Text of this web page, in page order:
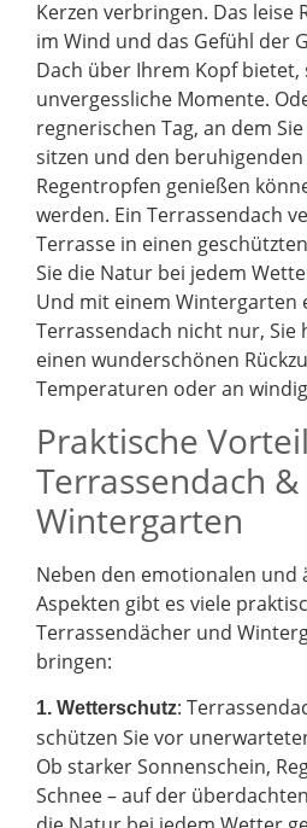
Kerzen verbringen. Das leise
im Wind und das Gefühl der
Dach über Ihrem Kopf bietet,
unvergessliche Momente.
regnerischen Tag, an dem
sitzen und den
Regentropfen genießen
werden. Ein Terrassendach
Terrasse in einen
Sie die Natur bei jedem
Und mit einem Wintergarten
Terrassendach nicht nur, Sie
einen wunderschönen
Temperaturen oder an
Praktische
Terrassendach &
Wintergarten
Neben den emotionalen und
Aspekten gibt es viele
Terrassendächer und
bringen:
1. Wetterschutz:
schützen Sie vor
Ob starker Sonnenschein,
Schnee – auf der